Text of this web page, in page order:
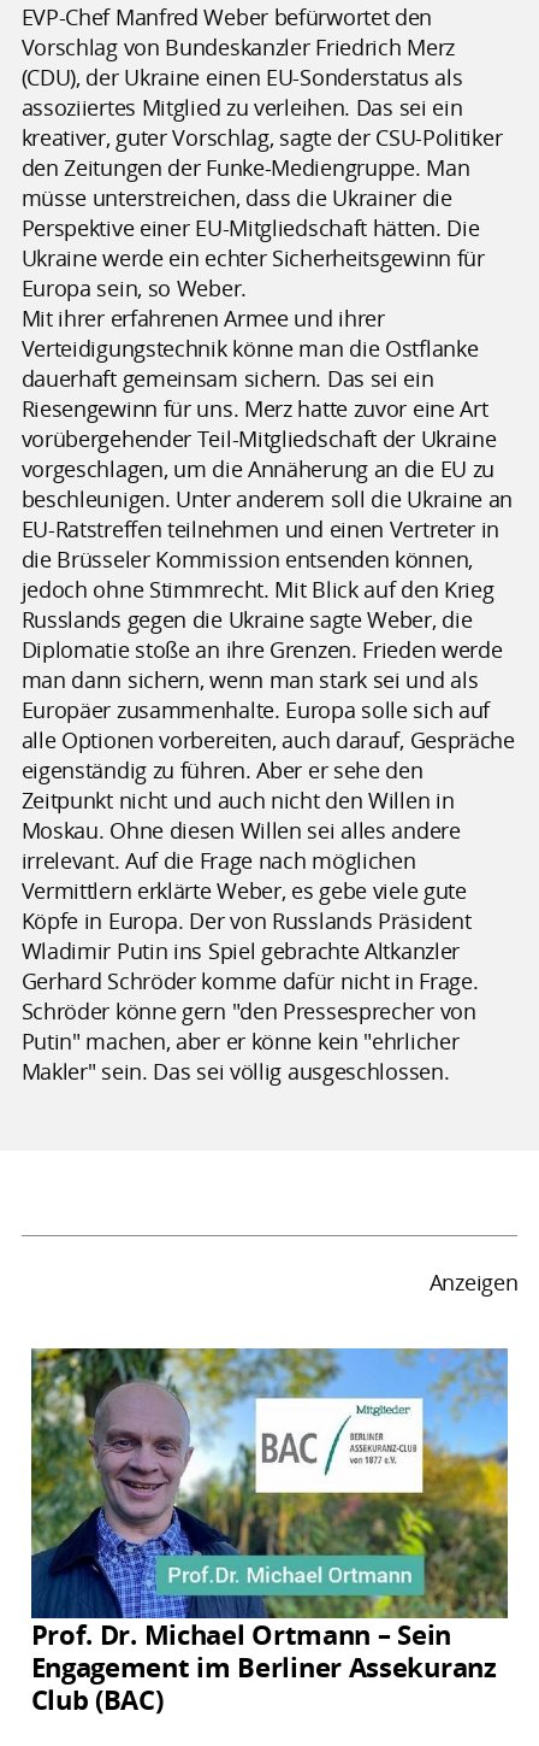
EVP-Chef Manfred Weber befürwortet den
Vorschlag von Bundeskanzler Friedrich Merz
(CDU), der Ukraine einen EU-Sonderstatus als
assoziiertes Mitglied zu verleihen. Das sei ein
kreativer, guter Vorschlag, sagte der CSU-Politiker
den Zeitungen der Funke-Mediengruppe. Man
müsse unterstreichen, dass die Ukrainer die
Perspektive einer EU-Mitgliedschaft hätten. Die
Ukraine werde ein echter Sicherheitsgewinn für
Europa sein, so Weber.
Mit ihrer erfahrenen Armee und ihrer
Verteidigungstechnik könne man die Ostflanke
dauerhaft gemeinsam sichern. Das sei ein
Riesengewinn für uns. Merz hatte zuvor eine Art
vorübergehender Teil-Mitgliedschaft der Ukraine
vorgeschlagen, um die Annäherung an die EU zu
beschleunigen. Unter anderem soll die Ukraine an
EU-Ratstreffen teilnehmen und einen Vertreter in
die Brüsseler Kommission entsenden können,
jedoch ohne Stimmrecht. Mit Blick auf den Krieg
Russlands gegen die Ukraine sagte Weber, die
Diplomatie stoße an ihre Grenzen. Frieden werde
man dann sichern, wenn man stark sei und als
Europäer zusammenhalte. Europa solle sich auf
alle Optionen vorbereiten, auch darauf, Gespräche
eigenständig zu führen. Aber er sehe den
Zeitpunkt nicht und auch nicht den Willen in
Moskau. Ohne diesen Willen sei alles andere
irrelevant. Auf die Frage nach möglichen
Vermittlern erklärte Weber, es gebe viele gute
Köpfe in Europa. Der von Russlands Präsident
Wladimir Putin ins Spiel gebrachte Altkanzler
Gerhard Schröder komme dafür nicht in Frage.
Schröder könne gern "den Pressesprecher von
Putin" machen, aber er könne kein "ehrlicher
Makler" sein. Das sei völlig ausgeschlossen.
Anzeigen
Prof. Dr. Michael Ortmann – Sein
Engagement im Berliner Assekuranz
Club (BAC)